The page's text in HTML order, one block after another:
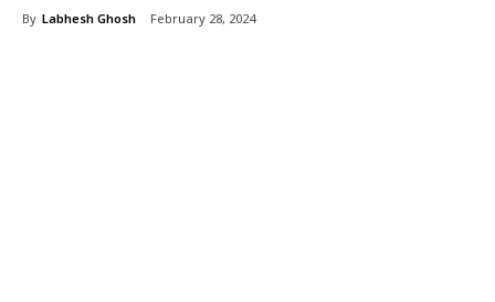
By Labhesh Ghosh February 28, 2024